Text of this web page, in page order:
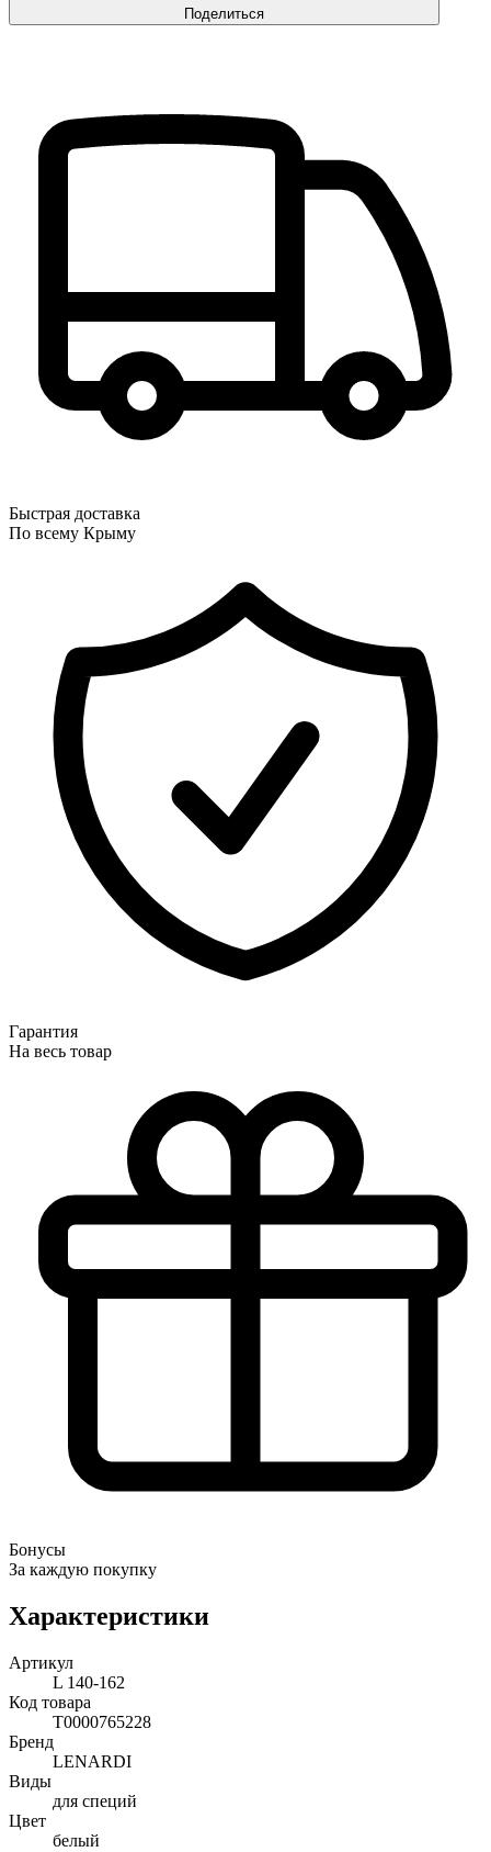
Поделиться
Быстрая доставка
По всему Крыму
Гарантия
На весь товар
Бонусы
За каждую покупку
Характеристики
Артикул
L 140-162
Код товара
Т0000765228
Бренд
LENARDI
Виды
для специй
Цвет
белый